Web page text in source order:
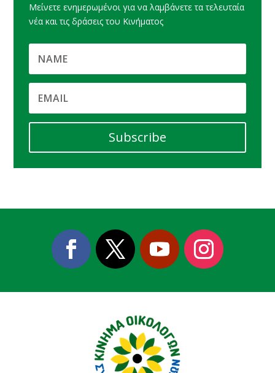
Μείνετε ενημερωμένοι για να λαμβάνετε τα τελευταία
νέα και τις δράσεις του Κινήματος
Subscribe